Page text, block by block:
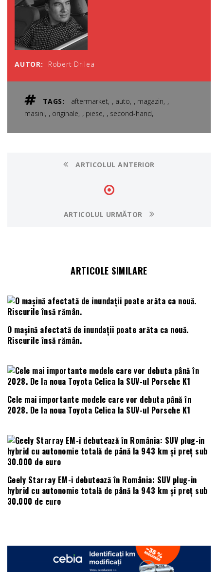
AUTOR: Robert Drilea
TAGS: aftermarket , auto , magazin ,
masini , originale , piese , second-hand,
ARTICOLUL ANTERIOR
ARTICOLUL URMĂTOR
ARTICOLE SIMILARE
O mașină afectată de inundații poate arăta ca nouă.
Riscurile însă rămân.
Cele mai importante modele care vor debuta până în
2028. De la noua Toyota Celica la SUV-ul Porsche K1
Geely Starray EM-i debutează în România: SUV plug-in
hybrid cu autonomie totală de până la 943 km și preț sub
30.000 de euro